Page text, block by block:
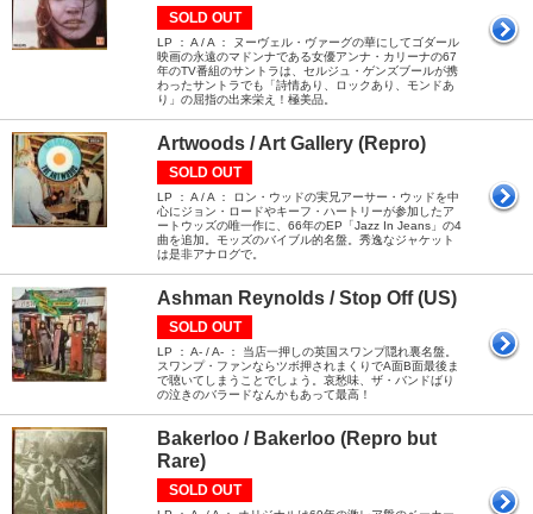
SOLD OUT
LP ： A / A ： ヌーヴェル・ヴァーグの華にしてゴダール
映画の永遠のマドンナである女優アンナ・カリーナの67
年のTV番組のサントラは、セルジュ・ゲンズブールが携
わったサントラでも「詩情あり、ロックあり、モンドあ
り」の屈指の出来栄え！極美品。
Artwoods / Art Gallery (Repro)
SOLD OUT
LP ： A / A ： ロン・ウッドの実兄アーサー・ウッドを中
心にジョン・ロードやキーフ・ハートリーが参加したア
ートウッズの唯一作に、66年のEP「Jazz In Jeans」の4
曲を追加。モッズのバイブル的名盤。秀逸なジャケット
は是非アナログで。
Ashman Reynolds / Stop Off (US)
SOLD OUT
LP ： A- / A- ： 当店一押しの英国スワンプ隠れ裏名盤。
スワンプ・ファンならツボ押されまくりでA面B面最後ま
で聴いてしまうことでしょう。哀愁味、ザ・バンドばり
の泣きのバラードなんかもあって最高！
Bakerloo / Bakerloo (Repro but
Rare)
SOLD OUT